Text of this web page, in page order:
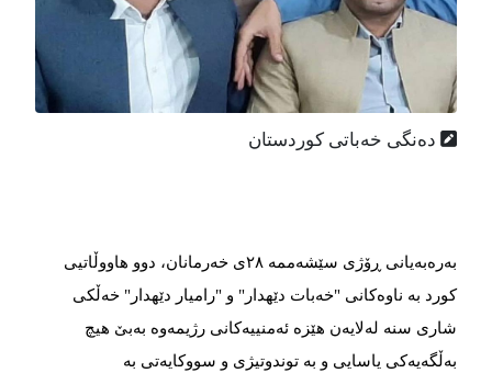
ده‌نگی خه‌باتی کوردستان
بەرەبەیانی ڕۆژی سێشەممە ٢٨ی خەرمانان، دوو هاووڵاتیی
کورد بە ناوەکانی "خەبات دێهدار" و "رامیار دێهدار" خەڵکی
شاری سنە لەلایەن هێزە ئەمنییەکانی رژیمەوە بەبێ هیچ
بەڵگەیەكی یاسایی و بە توندوتیژی و سووكایەتی بە